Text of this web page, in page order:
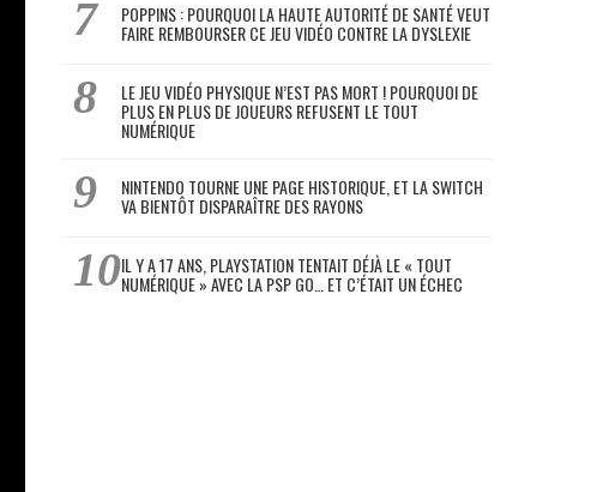
POPPINS : POURQUOI LA HAUTE AUTORITÉ DE SANTÉ VEUT
FAIRE REMBOURSER CE JEU VIDÉO CONTRE LA DYSLEXIE
LE JEU VIDÉO PHYSIQUE N’EST PAS MORT ! POURQUOI DE
PLUS EN PLUS DE JOUEURS REFUSENT LE TOUT
NUMÉRIQUE
NINTENDO TOURNE UNE PAGE HISTORIQUE, ET LA SWITCH
VA BIENTÔT DISPARAÎTRE DES RAYONS
IL Y A 17 ANS, PLAYSTATION TENTAIT DÉJÀ LE « TOUT
NUMÉRIQUE » AVEC LA PSP GO… ET C’ÉTAIT UN ÉCHEC